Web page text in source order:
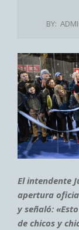
BY:
El intendente
apertura
y señaló:
de chicos y